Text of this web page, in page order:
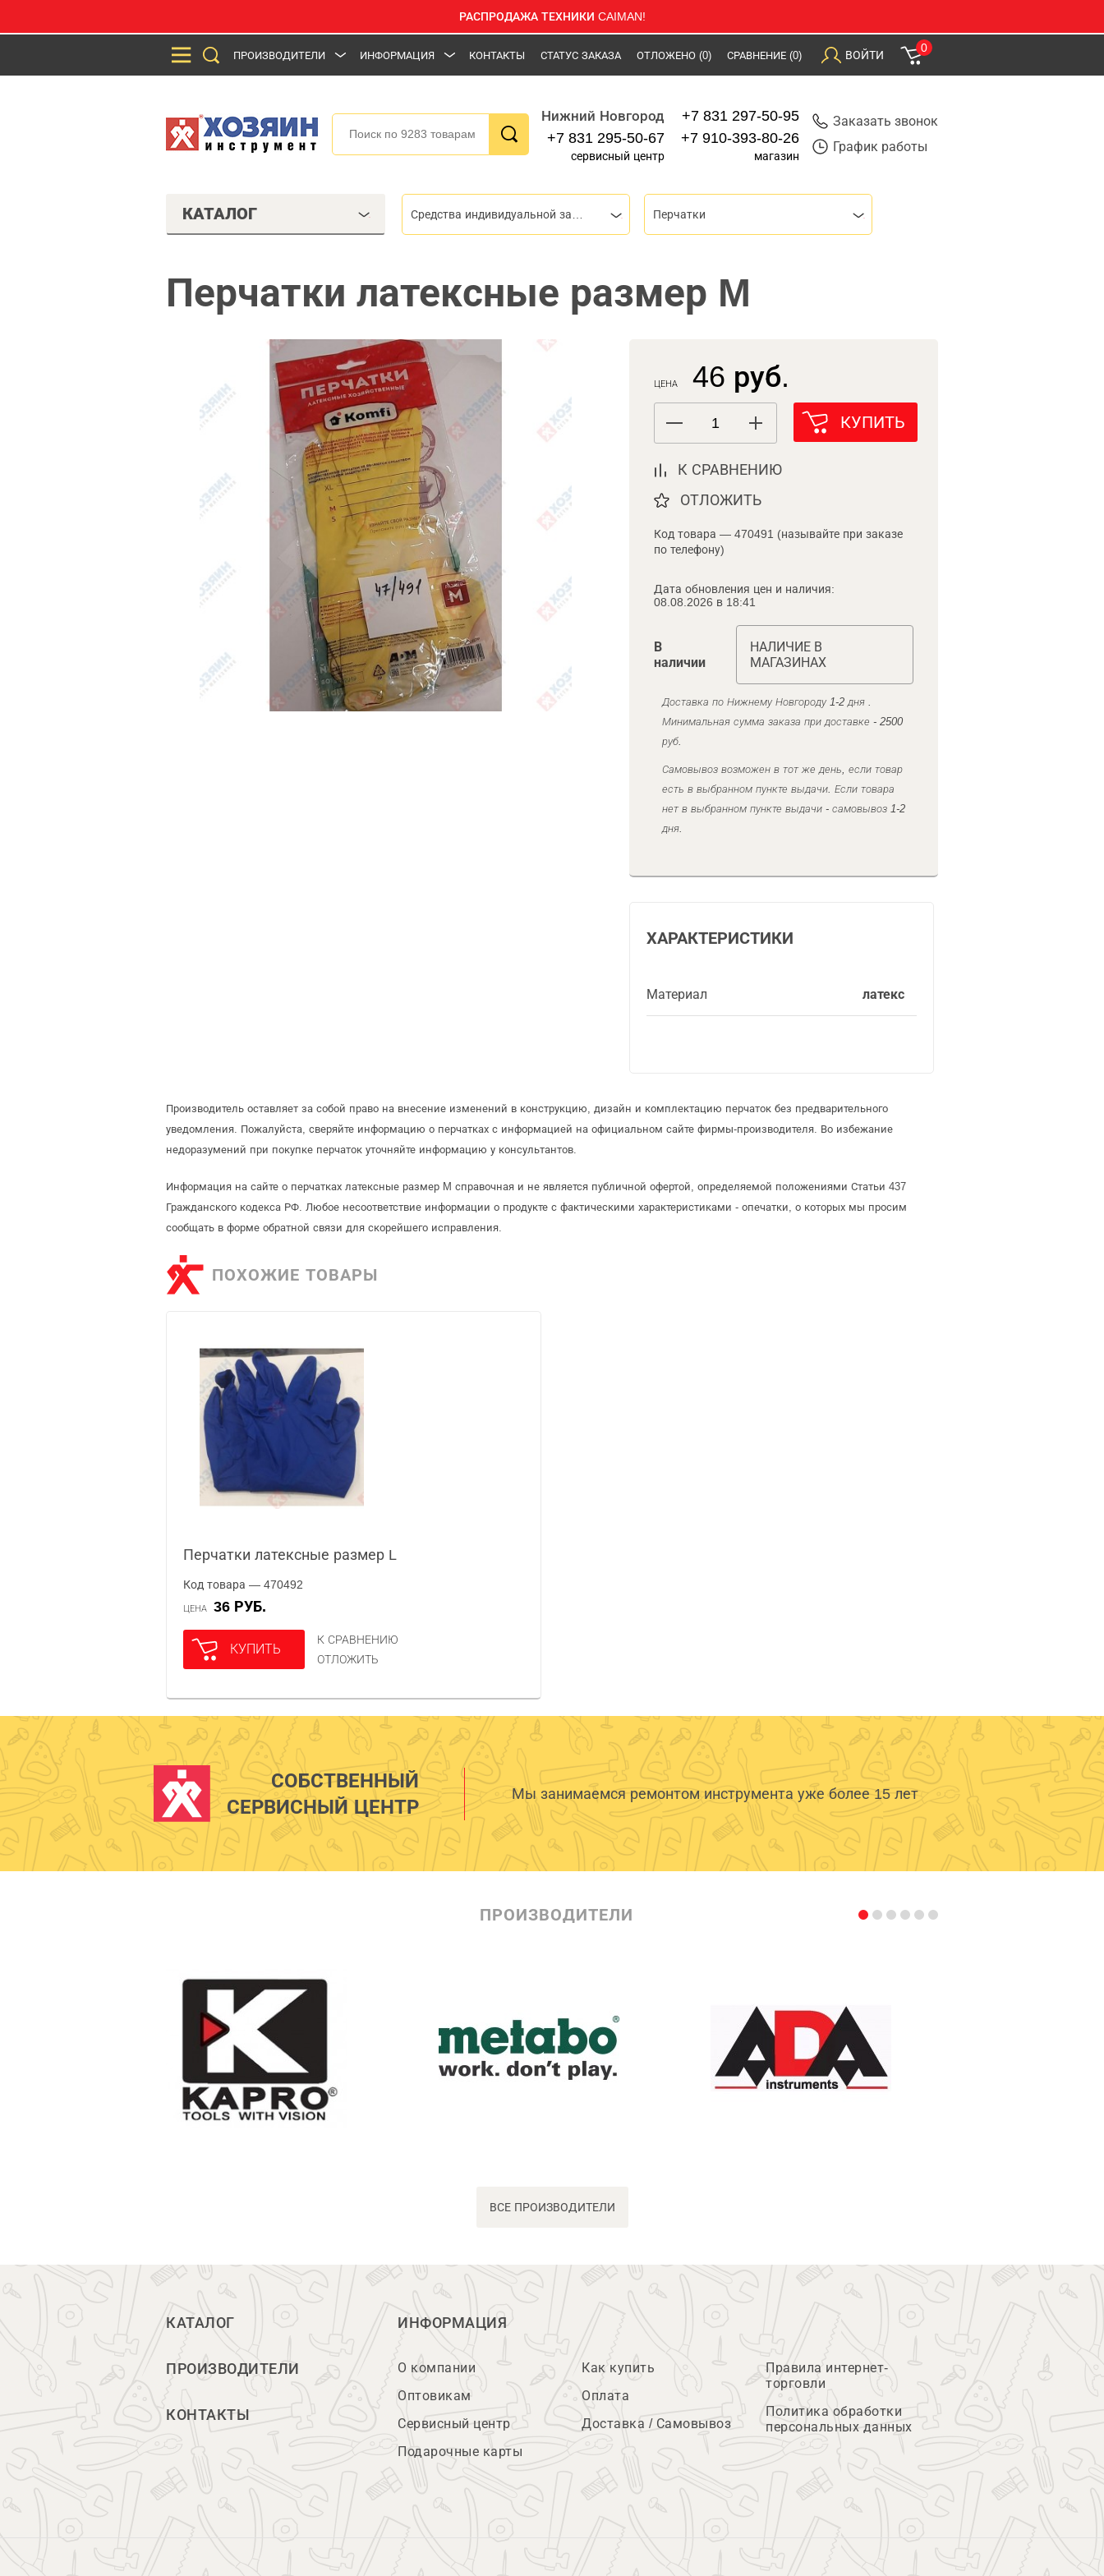
РАСПРОДАЖА ТЕХНИКИ CAIMAN!
ПРОИЗВОДИТЕЛИ ИНФОРМАЦИЯ КОНТАКТЫ СТАТУС ЗАКАЗА ОТЛОЖЕНО (0) СРАВНЕНИЕ (0) ВОЙТИ
0
Нижний Новгород
+7 831 295-50-67
сервисный центр
+7 831 297-50-95
+7 910-393-80-26
магазин
Заказать звонок
График работы
КАТАЛОГ Перчатки
Перчатки латексные размер M
ЦЕНА 46 руб.
КУПИТЬ
К СРАВНЕНИЮ
ОТЛОЖИТЬ
Код товара — 470491 (называйте при заказе
по телефону)
Дата обновления цен и наличия:
08.08.2026 в 18:41
В
наличии
НАЛИЧИЕ В
МАГАЗИНАХ
Доставка по Нижнему Новгороду 1-2 дня .
Минимальная сумма заказа при доставке - 2500
руб.
Самовывоз возможен в тот же день, если товар
есть в выбранном пункте выдачи. Если товара
нет в выбранном пункте выдачи - самовывоз 1-2
дня.
ХАРАКТЕРИСТИКИ
Материал латекс
Производитель оставляет за собой право на внесение изменений в конструкцию, дизайн и комплектацию перчаток без предварительного
уведомления. Пожалуйста, сверяйте информацию о перчатках с информацией на официальном сайте фирмы-производителя. Во избежание
недоразумений при покупке перчаток уточняйте информацию у консультантов.
Информация на сайте о перчатках латексные размер M справочная и не является публичной офертой, определяемой положениями Статьи 437
Гражданского кодекса РФ. Любое несоответствие информации о продукте с фактическими характеристиками - опечатки, о которых мы просим
сообщать в форме обратной связи для скорейшего исправления.
ПОХОЖИЕ ТОВАРЫ
Перчатки латексные размер L
Код товара — 470492
ЦЕНА 36 РУБ.
КУПИТЬ
К СРАВНЕНИЮ
ОТЛОЖИТЬ
СОБСТВЕННЫЙ
СЕРВИСНЫЙ ЦЕНТР
Мы занимаемся ремонтом инструмента уже более 15 лет
ПРОИЗВОДИТЕЛИ
ВСЕ ПРОИЗВОДИТЕЛИ
КАТАЛОГ
ПРОИЗВОДИТЕЛИ
КОНТАКТЫ
ИНФОРМАЦИЯ
О компании
Оптовикам
Сервисный центр
Подарочные карты
Как купить
Оплата
Доставка / Самовывоз
Правила интернет-
торговли
Политика обработки
персональных данных